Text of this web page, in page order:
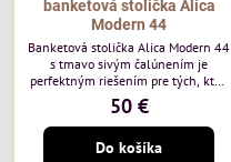
banketová stolička Alica
Modern 44
Banketová stolička Alica Modern 44
s tmavo sivým čalúnením je
perfektným riešením pre tých, ktorí
si cenia vysokú kvalitu a jedinečný
dizajn. Stolička je výnimočná
použitím vysoko kvalitného tmavo
sivého zamatového čalúnenia od
50 €
Do košíka